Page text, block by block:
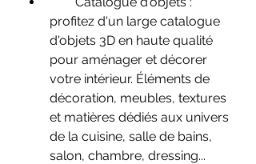
profitez d'un large catalogue
d'objets 3D en haute qualité
pour aménager et décorer
votre intérieur. Éléments de
décoration, meubles, textures
et matières dédiés aux univers
de la cuisine, salle de bains,
salon, chambre, dressing...